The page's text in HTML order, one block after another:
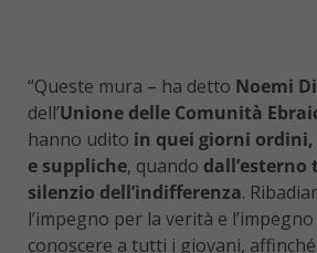
“Queste mura – ha detto Noemi
dell’Unione delle Comunità
hanno udito in quei giorni
e suppliche, quando
silenzio dell’indifferenza.
l’impegno per la verità e
conoscere a tutti i giovani,